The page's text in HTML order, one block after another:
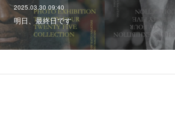
2025.03.30 09:40
明日、最終日です